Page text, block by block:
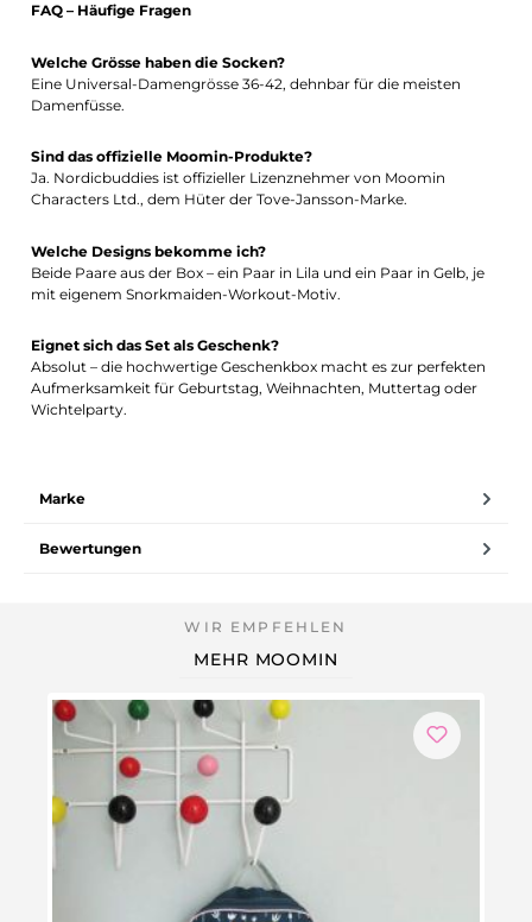
FAQ – Häufige Fragen
Welche Grösse haben die Socken?
Eine Universal-Damengrösse 36-42, dehnbar für die meisten
Damenfüsse.
Sind das offizielle Moomin-Produkte?
Ja. Nordicbuddies ist offizieller Lizenznehmer von Moomin
Characters Ltd., dem Hüter der Tove-Jansson-Marke.
Welche Designs bekomme ich?
Beide Paare aus der Box – ein Paar in Lila und ein Paar in Gelb, je
mit eigenem Snorkmaiden-Workout-Motiv.
Eignet sich das Set als Geschenk?
Absolut – die hochwertige Geschenkbox macht es zur perfekten
Aufmerksamkeit für Geburtstag, Weihnachten, Muttertag oder
Wichtelparty.
Marke
Bewertungen
MEHR MOOMIN